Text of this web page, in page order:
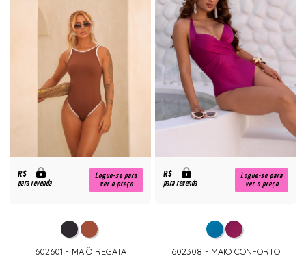
R$
para revenda
Logue-se para
ver o preço
602601 - MAIÕ REGATA
R$
para revenda
Logue-se para
ver o preço
602308 - MAIO CONFORTO